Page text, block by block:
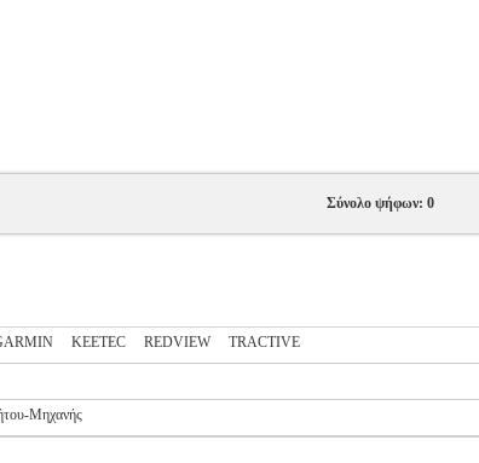
Σύνολο ψήφων: 0
KEETEC REDVIEW TRACTIVE
Μηχανής